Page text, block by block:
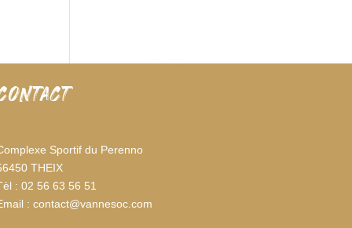
Sportif du Perenno
THEIX
: 02 56 63 56 51
: contact@vannesoc.com